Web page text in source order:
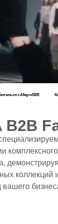
с Allegra B2B
B2B
коллекций
вашего